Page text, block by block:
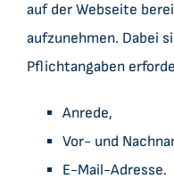
auf der Webseite
aufzunehmen. Dabei
Pflichtangaben
Anrede,
Vor- und
E-Mail-Adresse.